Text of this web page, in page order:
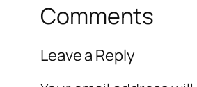
Comments
Leave a Reply